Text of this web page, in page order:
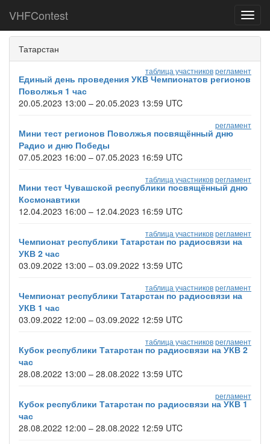
VHFContest
Татарстан
таблица участниковрегламент
Единый день проведения УКВ Чемпионатов регионов
Поволжья 1 час
20.05.2023 13:00 – 20.05.2023 13:59 UTC
регламент
Мини тест регионов Поволжья посвящённый дню
Радио и дню Победы
07.05.2023 16:00 – 07.05.2023 16:59 UTC
таблица участниковрегламент
Мини тест Чувашской республики посвящённый дню
Космонавтики
12.04.2023 16:00 – 12.04.2023 16:59 UTC
таблица участниковрегламент
Чемпионат республики Татарстан по радиосвязи на
УКВ 2 час
03.09.2022 13:00 – 03.09.2022 13:59 UTC
таблица участниковрегламент
Чемпионат республики Татарстан по радиосвязи на
УКВ 1 час
03.09.2022 12:00 – 03.09.2022 12:59 UTC
таблица участниковрегламент
Кубок республики Татарстан по радиосвязи на УКВ 2
час
28.08.2022 13:00 – 28.08.2022 13:59 UTC
регламент
Кубок республики Татарстан по радиосвязи на УКВ 1
час
28.08.2022 12:00 – 28.08.2022 12:59 UTC